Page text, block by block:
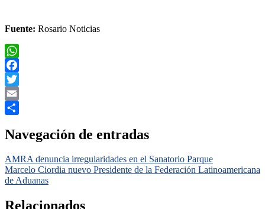
Fuente: Rosario Noticias
WhatsApp
Facebook
Twitter
Email
Navegación de entradas
AMRA denuncia irregularidades en el Sanatorio Parque
Marcelo Ciordia nuevo Presidente de la Federación Latinoamericana
de Aduanas
Relacionados